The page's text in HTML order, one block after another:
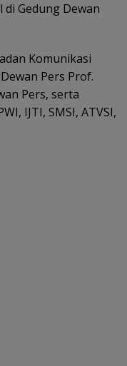
Gedung Dewan
Komunikasi
Pers Prof.
Pers, serta
IJTI, SMSI, ATVSI,